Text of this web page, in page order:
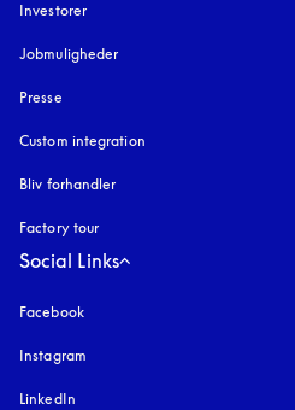
Investorer
Jobmuligheder
Presse
Custom integration
Bliv forhandler
Factory tour
Social Links
Facebook
Instagram
LinkedIn